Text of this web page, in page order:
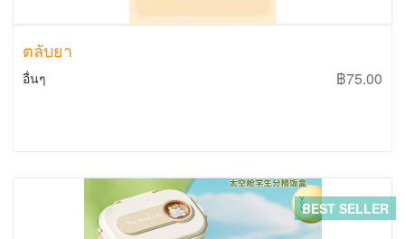
ตลับยา
อื่นๆ ฿75.00
BEST SELLER